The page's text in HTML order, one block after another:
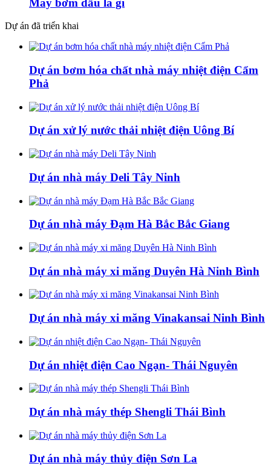
Dự án đã triển khai
Dự án bơm hóa chất nhà máy nhiệt điện Cẩm
Phả
Dự án xử lý nước thải nhiệt điện Uông Bí
Dự án nhà máy Deli Tây Ninh
Dự án nhà máy Đạm Hà Bắc Bắc Giang
Dự án nhà máy xi măng Duyên Hà Ninh Bình
Dự án nhà máy xi măng Vinakansai Ninh Bình
Dự án nhiệt điện Cao Ngạn- Thái Nguyên
Dự án nhà máy thép Shengli Thái Bình
Dự án nhà máy thủy điện Sơn La